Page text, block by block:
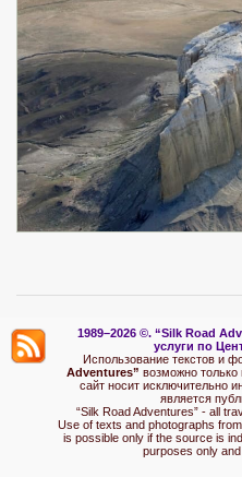
1989–2026 ©. “Silk Road
услуги по
Использование текстов и
Adventures” возможно только
сайт носит исключительно
является
“Silk Road Adventures” - all
Use of texts and photographs
is possible only if the source is
purposes only